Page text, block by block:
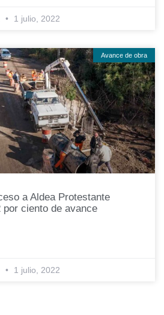
1 julio, 2022
Avance de obra
a Aldea Protestante
por ciento de avance
1 julio, 2022